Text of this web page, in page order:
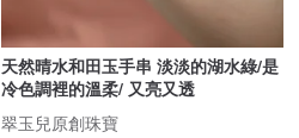
天然晴水和田玉手串 淡淡的湖水綠/是
冷色調裡的溫柔/ 又亮又透
翠玉兒原創珠寶